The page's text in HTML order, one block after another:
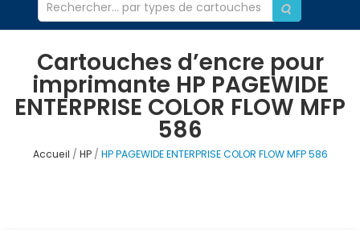
Cartouches d’encre pour
imprimante HP PAGEWIDE
ENTERPRISE COLOR FLOW MFP
586
Accueil HP HP PAGEWIDE ENTERPRISE COLOR FLOW MFP 586